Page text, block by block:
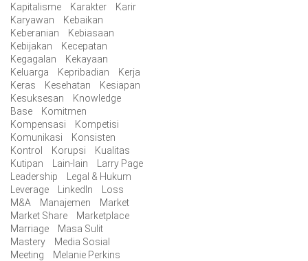
Kapitalisme
Karakter
Karir
Karyawan
Kebaikan
Keberanian
Kebiasaan
Kebijakan
Kecepatan
Kegagalan
Kekayaan
Keluarga
Kepribadian
Kerja
Keras
Kesehatan
Kesiapan
Kesuksesan
Knowledge
Base
Komitmen
Kompensasi
Kompetisi
Komunikasi
Konsisten
Kontrol
Korupsi
Kualitas
Kutipan
Lain-lain
Larry Page
Leadership
Legal & Hukum
Leverage
LinkedIn
Loss
M&A
Manajemen
Market
Market Share
Marketplace
Marriage
Masa Sulit
Mastery
Media Sosial
Meeting
Melanie Perkins